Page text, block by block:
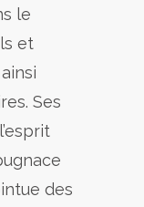
le
et
Ses
des